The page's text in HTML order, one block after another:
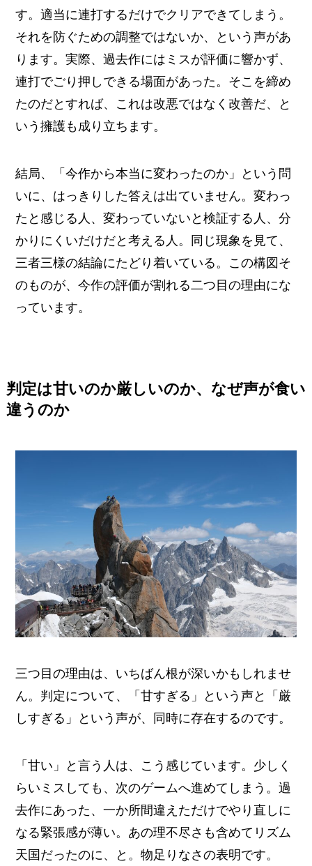
す。適当に連打するだけでクリアできてしまう。
それを防ぐための調整ではないか、という声があ
ります。実際、過去作にはミスが評価に響かず、
連打でごり押しできる場面があった。そこを締め
たのだとすれば、これは改悪ではなく改善だ、と
いう擁護も成り立ちます。
結局、「今作から本当に変わったのか」という問
いに、はっきりした答えは出ていません。変わっ
たと感じる人、変わっていないと検証する人、分
かりにくいだけだと考える人。同じ現象を見て、
三者三様の結論にたどり着いている。この構図そ
のものが、今作の評価が割れる二つ目の理由にな
っています。
判定は甘いのか厳しいのか、なぜ声が食い
違うのか
三つ目の理由は、いちばん根が深いかもしれませ
ん。判定について、「甘すぎる」という声と「厳
しすぎる」という声が、同時に存在するのです。
「甘い」と言う人は、こう感じています。少しく
らいミスしても、次のゲームへ進めてしまう。過
去作にあった、一か所間違えただけでやり直しに
なる緊張感が薄い。あの理不尽さも含めてリズム
天国だったのに、と。物足りなさの表明です。